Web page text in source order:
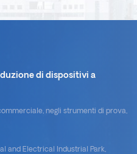
di dispositivi a
negli strumenti di prova,
and Electrical Industrial Park,